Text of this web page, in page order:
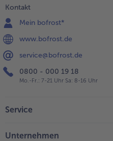
Kontakt
Mein bofrost*
www.bofrost.de
service@bofrost.de
0800 - 000 19 18
Mo.-Fr.: 7-21 Uhr Sa: 8-16 Uhr
Service
Unternehmen